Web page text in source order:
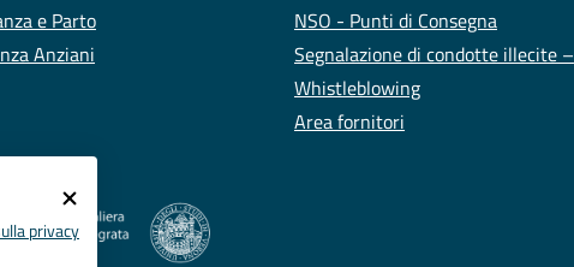
e Parto
Anziani
NSO - Punti di Consegna
Segnalazione di condotte illecite –
Whistleblowing
Area fornitori
privacy